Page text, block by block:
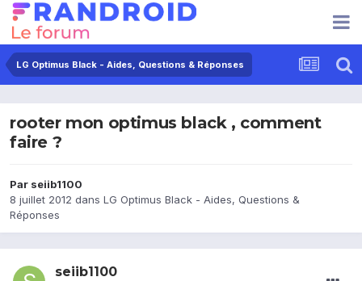
LG Optimus Black - Aides, Questions & Réponses
rooter mon optimus black , comment
faire ?
Par seiib1100
8 juillet 2012 dans LG Optimus Black - Aides, Questions &
Réponses
seiib1100